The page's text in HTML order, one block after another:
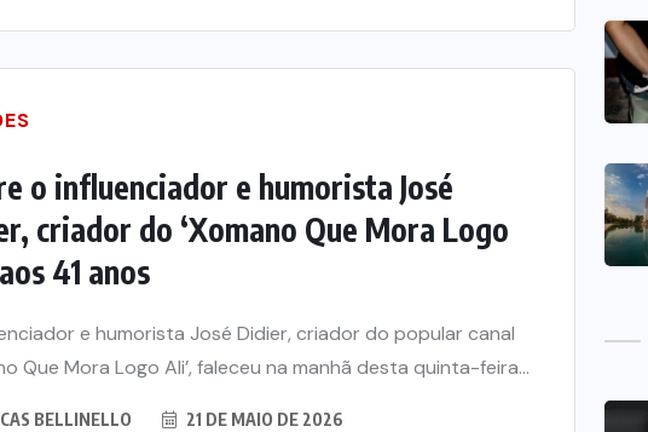
o influenciador e humorista José
criador do ‘Xomano Que Mora Logo
41 anos
e humorista José Didier, criador do popular canal
Que Mora Logo Ali’, faleceu na manhã desta quinta-feira...
BELLINELLO 21 DE MAIO DE 2026